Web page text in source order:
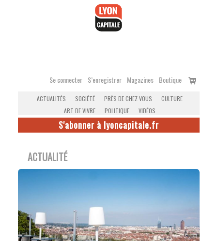
Se connecter S’enregistrer Magazines Boutique
Voir
ACTUALITÉS SOCIÉTÉ PRÈS DE CHEZ VOUS
CULTURE
ART DE VIVRE
POLITIQUE VIDÉOS
S'abonner à lyoncapitale.fr
ACTUALITÉ